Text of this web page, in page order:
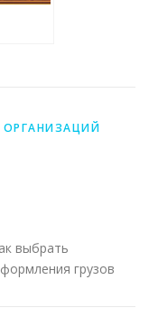
ОРГАНИЗАЦИЙ
выбрать
грузов